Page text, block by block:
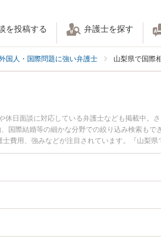
を投稿する 弁護士を探す
国人・国際問題に強い弁護士 山梨県で国際
日面談に対応している弁護士なども掲載中。
国際結婚等の細かな分野での絞り込み検索も
費用、強みなどが注目されています。『山梨
士を検索したい』『初回相談無料で国際相続